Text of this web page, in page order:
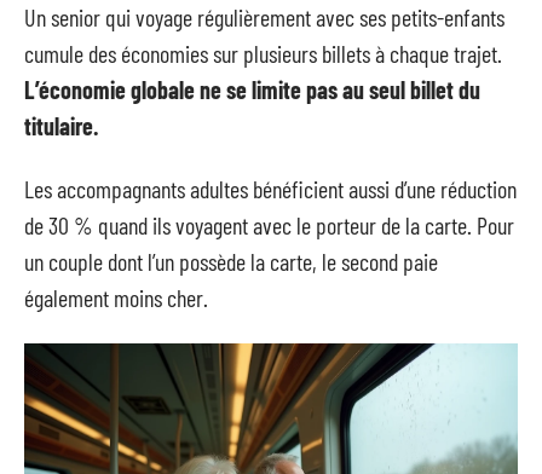
Un senior qui voyage régulièrement avec ses petits-enfants
cumule des économies sur plusieurs billets à chaque trajet.
L’économie globale ne se limite pas au seul billet du
titulaire.
Les accompagnants adultes bénéficient aussi d’une réduction
de 30 % quand ils voyagent avec le porteur de la carte. Pour
un couple dont l’un possède la carte, le second paie
également moins cher.